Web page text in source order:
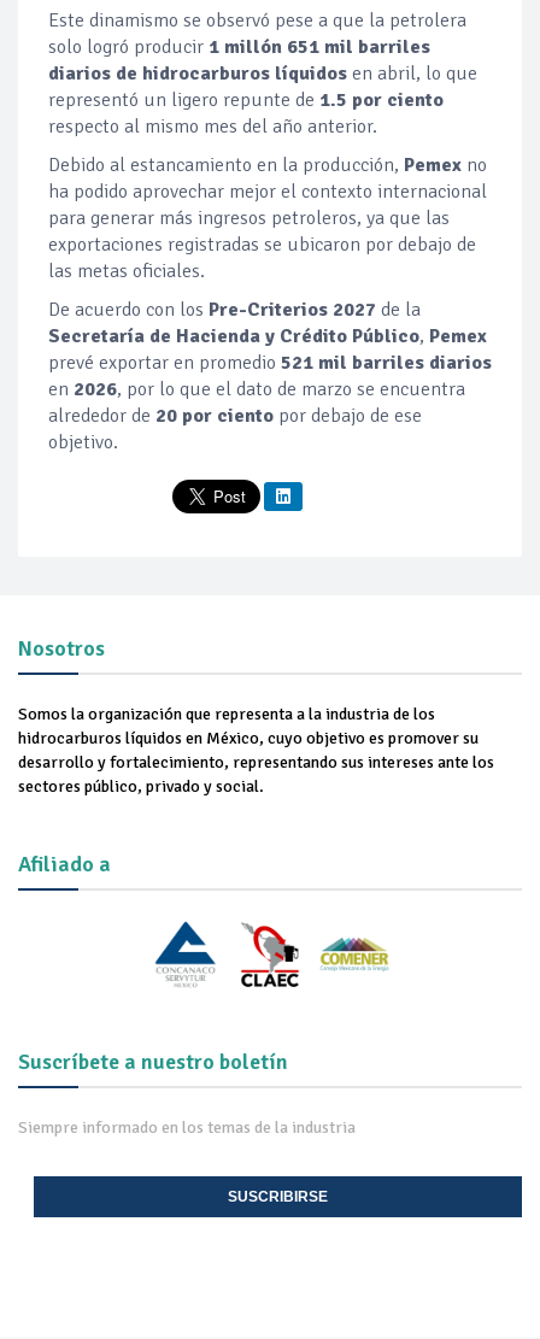
Este dinamismo se observó pese a que la petrolera
solo logró producir 1 millón 651 mil barriles
diarios de hidrocarburos líquidos en abril, lo que
representó un ligero repunte de 1.5 por ciento
respecto al mismo mes del año anterior.
Debido al estancamiento en la producción, Pemex no
ha podido aprovechar mejor el contexto internacional
para generar más ingresos petroleros, ya que las
exportaciones registradas se ubicaron por debajo de
las metas oficiales.
De acuerdo con los Pre-Criterios 2027 de la
Secretaría de Hacienda y Crédito Público, Pemex
prevé exportar en promedio 521 mil barriles diarios
en 2026, por lo que el dato de marzo se encuentra
alrededor de 20 por ciento por debajo de ese
objetivo.
Nosotros
Somos la organización que representa a la industria de los
hidrocarburos líquidos en México, cuyo objetivo es promover su
desarrollo y fortalecimiento, representando sus intereses ante los
sectores público, privado y social.
Afiliado a
Suscríbete a nuestro boletín
Siempre informado en los temas de la industria
SUSCRIBIRSE